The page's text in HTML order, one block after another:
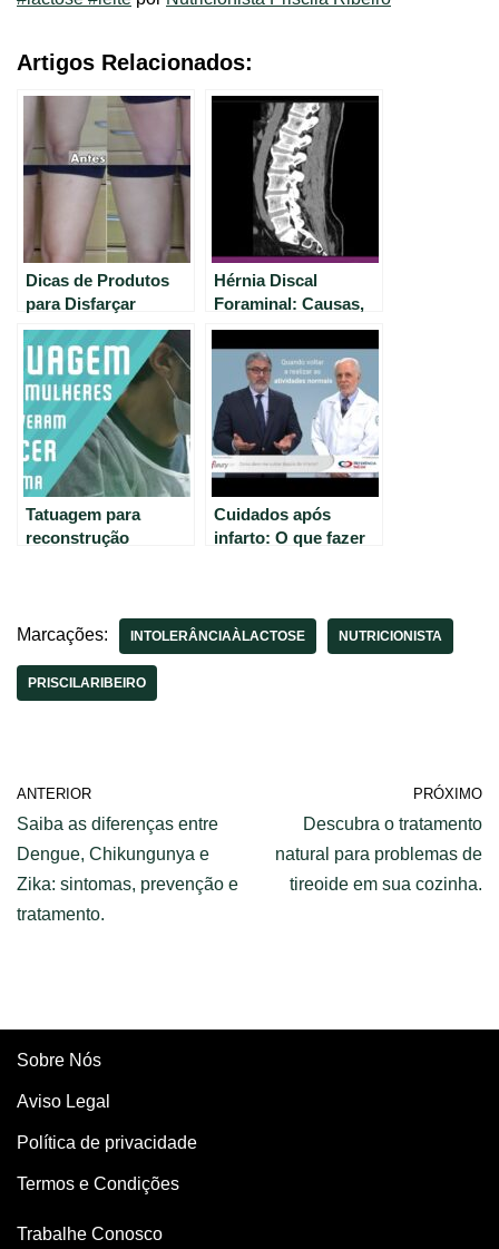
Artigos Relacionados:
Dicas de Produtos
para Disfarçar
Vasinhas, Estrias e
Celulite.
Hérnia Discal
Foraminal: Causas,
Sintomas e
Tratamentos CT
Tatuagem para
reconstrução
depoimento
Cuidados após
infarto: O que fazer
Marcações: INTOLERÂNCIAÀLACTOSE NUTRICIONISTA
PRISCILARIBEIRO
ANTERIOR
Saiba as diferenças entre
Dengue, Chikungunya e
Zika: sintomas, prevenção e
tratamento.
PRÓXIMO
Descubra o tratamento
natural para problemas de
tireoide em sua cozinha.
Sobre Nós
Aviso Legal
Política de privacidade
Termos e Condições
Trabalhe Conosco